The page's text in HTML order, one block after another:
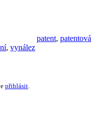
patent, patentová
, vynález
přihlásit.